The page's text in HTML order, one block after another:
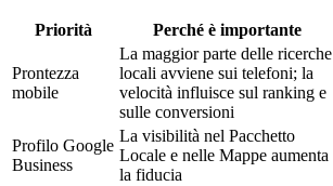
Priorità Perché è importante
Prontezza
mobile
La maggior parte delle ricerche
locali avviene sui telefoni; la
velocità influisce sul ranking e
sulle conversioni
Profilo Google
Business
La visibilità nel Pacchetto
Locale e nelle Mappe aumenta
la fiducia